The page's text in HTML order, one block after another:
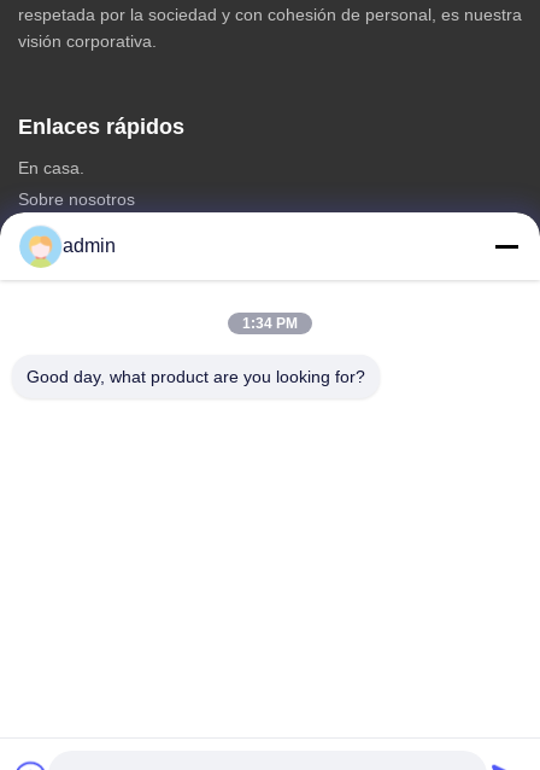
respetada por la sociedad y con cohesión de personal, es nuestra
visión corporativa.
Enlaces rápidos
En casa.
Sobre nosotros
productos
Contacta con nosotros
torre de antena triangular
admin
1:34 PM
Good day, what product are you looking for?